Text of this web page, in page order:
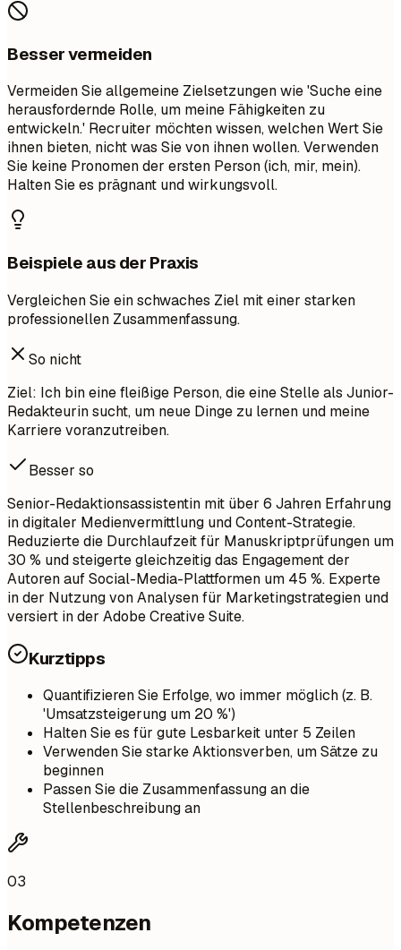
Besser vermeiden
Vermeiden Sie allgemeine Zielsetzungen wie 'Suche eine
herausfordernde Rolle, um meine Fähigkeiten zu
entwickeln.' Recruiter möchten wissen, welchen Wert Sie
ihnen bieten, nicht was Sie von ihnen wollen. Verwenden
Sie keine Pronomen der ersten Person (ich, mir, mein).
Halten Sie es prägnant und wirkungsvoll.
Beispiele aus der Praxis
Vergleichen Sie ein schwaches Ziel mit einer starken
professionellen Zusammenfassung.
So nicht
Ziel: Ich bin eine fleißige Person, die eine Stelle als Junior-
Redakteurin sucht, um neue Dinge zu lernen und meine
Karriere voranzutreiben.
Besser so
Senior-Redaktionsassistentin mit über 6 Jahren Erfahrung
in digitaler Medienvermittlung und Content-Strategie.
Reduzierte die Durchlaufzeit für Manuskriptprüfungen um
30 % und steigerte gleichzeitig das Engagement der
Autoren auf Social-Media-Plattformen um 45 %. Experte
in der Nutzung von Analysen für Marketingstrategien und
versiert in der Adobe Creative Suite.
Kurztipps
Quantifizieren Sie Erfolge, wo immer möglich (z. B.
'Umsatzsteigerung um 20 %')
Halten Sie es für gute Lesbarkeit unter 5 Zeilen
Verwenden Sie starke Aktionsverben, um Sätze zu
beginnen
Passen Sie die Zusammenfassung an die
Stellenbeschreibung an
03
Kompetenzen